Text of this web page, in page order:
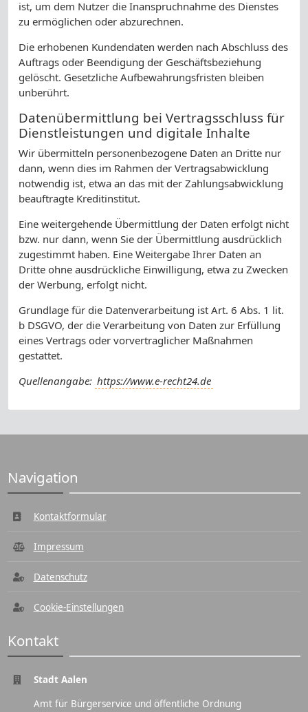
ist, um dem Nutzer die Inanspruchnahme des Dienstes
zu ermöglichen oder abzurechnen.
Die erhobenen Kundendaten werden nach Abschluss des
Auftrags oder Beendigung der Geschäftsbeziehung
gelöscht. Gesetzliche Aufbewahrungsfristen bleiben
unberührt.
Datenübermittlung bei Vertragsschluss für
Dienstleistungen und digitale Inhalte
Wir übermitteln personenbezogene Daten an Dritte nur
dann, wenn dies im Rahmen der Vertragsabwicklung
notwendig ist, etwa an das mit der Zahlungsabwicklung
beauftragte Kreditinstitut.
Eine weitergehende Übermittlung der Daten erfolgt nicht
bzw. nur dann, wenn Sie der Übermittlung ausdrücklich
zugestimmt haben. Eine Weitergabe Ihrer Daten an
Dritte ohne ausdrückliche Einwilligung, etwa zu Zwecken
der Werbung, erfolgt nicht.
Grundlage für die Datenverarbeitung ist Art. 6 Abs. 1 lit.
b DSGVO, der die Verarbeitung von Daten zur Erfüllung
eines Vertrags oder vorvertraglicher Maßnahmen
gestattet.
Quellenangabe: https://www.e-recht24.de
Navigation
Kontaktformular
Impressum
Datenschutz
Cookie-Einstellungen
Kontakt
Stadt Aalen
Amt für Bürgerservice und öffentliche Ordnung